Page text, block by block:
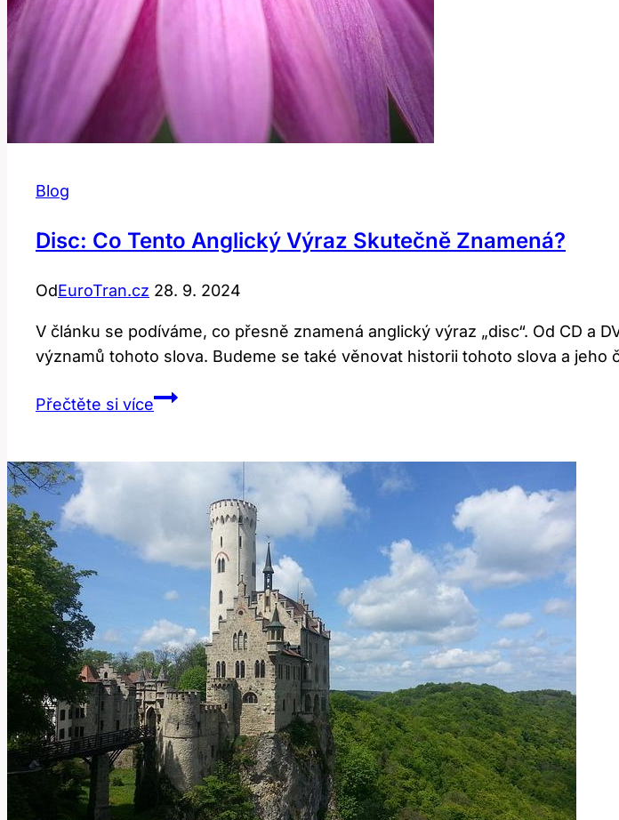
Blog
Disc: Co Tento Anglický Výraz Skutečně Znamená?
OdEuroTran.cz 28. 9. 2024
V článku se podíváme, co přesně znamená anglický výraz „disc“. Od CD a
významů tohoto slova. Budeme se také věnovat historii tohoto slova a jeho
Přečtěte si víceDisc:
skutečně
znamená?